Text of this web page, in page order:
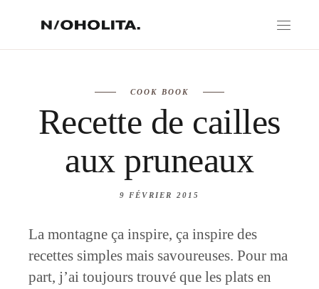
COOK BOOK
Recette de cailles
aux pruneaux
9 FÉVRIER 2015
La montagne ça inspire, ça inspire des
recettes simples mais savoureuses. Pour ma
part, j’ai toujours trouvé que les plats en